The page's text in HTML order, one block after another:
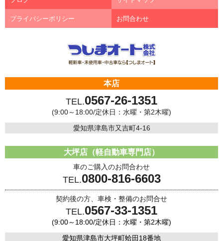
プライバシーポリシー お問合わせ
本店
TEL.0567-26-1351
(9:00～18:00/定休日：水曜・第2木曜)
愛知県津島市又吉町4-16
大坪店（軽自動車専門店）
車のご購入のお問合わせ
TEL.0800-816-6603
契約後の方、車検・整備のお問合せ
TEL.0567-33-1351
(9:00～18:00/定休日：水曜・第2木曜)
愛知県津島市大坪町蛤田18番地